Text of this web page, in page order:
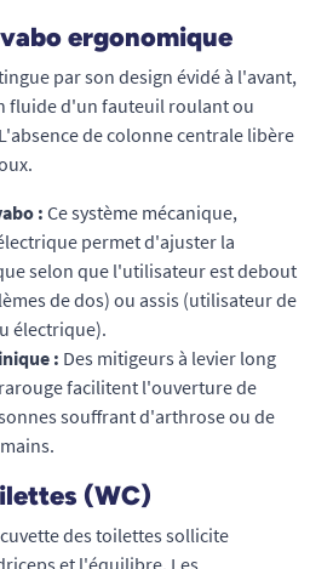
ergonomique
par son design évidé à l'avant,
fluide d'un fauteuil roulant ou
de colonne centrale libère
: Ce système mécanique,
permet d'ajuster la
selon que l'utilisateur est debout
de dos) ou assis (utilisateur de
électrique).
: Des mitigeurs à levier long
facilitent l'ouverture de
souffrant d'arthrose ou de
(WC)
des toilettes sollicite